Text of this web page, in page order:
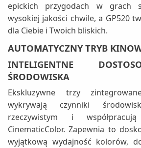
epickich przygodach w grach
wysokiej jakości chwile, a GP520
dla Ciebie i Twoich bliskich.
AUTOMATYCZNY TRYB
INTELIGENTNE
ŚRODOWISKA
Ekskluzywne trzy
wykrywają czynniki
rzeczywistym i
CinematicColor. Zapewnia to
wyjątkową wydajność kolorów,